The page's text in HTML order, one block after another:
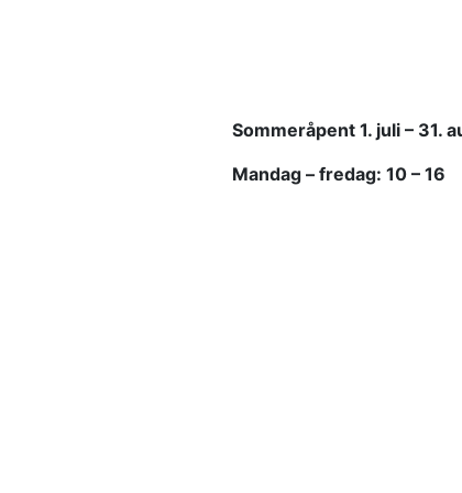
Sommeråpent 1. juli – 31.
Mandag – fredag: 10 – 16